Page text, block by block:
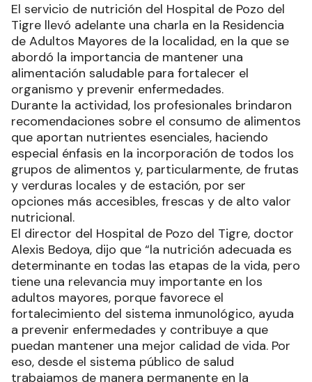
El servicio de nutrición del Hospital de Pozo del
Tigre llevó adelante una charla en la Residencia
de Adultos Mayores de la localidad, en la que se
abordó la importancia de mantener una
alimentación saludable para fortalecer el
organismo y prevenir enfermedades.
Durante la actividad, los profesionales brindaron
recomendaciones sobre el consumo de alimentos
que aportan nutrientes esenciales, haciendo
especial énfasis en la incorporación de todos los
grupos de alimentos y, particularmente, de frutas
y verduras locales y de estación, por ser
opciones más accesibles, frescas y de alto valor
nutricional.
El director del Hospital de Pozo del Tigre, doctor
Alexis Bedoya, dijo que “la nutrición adecuada es
determinante en todas las etapas de la vida, pero
tiene una relevancia muy importante en los
adultos mayores, porque favorece el
fortalecimiento del sistema inmunológico, ayuda
a prevenir enfermedades y contribuye a que
puedan mantener una mejor calidad de vida. Por
eso, desde el sistema público de salud
trabajamos de manera permanente en la